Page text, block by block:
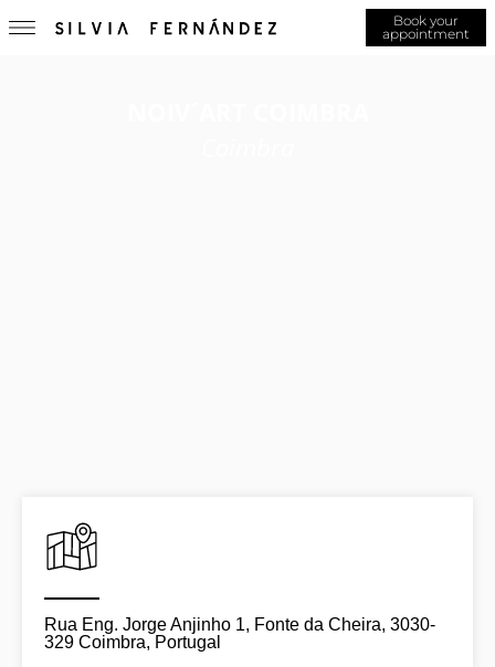
Book your
appointment
Rua Eng. Jorge Anjinho 1, Fonte da Cheira, 3030-
329 Coimbra, Portugal